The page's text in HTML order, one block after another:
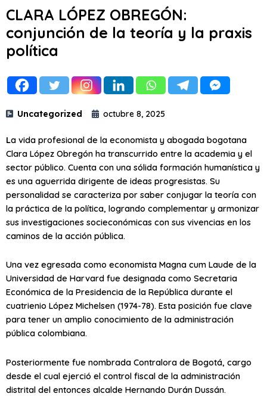
CLARA LÓPEZ OBREGÓN:
conjunción de la teoría y la praxis
política
Uncategorized octubre 8, 2025
La vida profesional de la economista y abogada bogotana
Clara López Obregón ha transcurrido entre la academia y el
sector público. Cuenta con una sólida formación humanística y
es una aguerrida dirigente de ideas progresistas. Su
personalidad se caracteriza por saber conjugar la teoría con
la práctica de la política, logrando complementar y armonizar
sus investigaciones socieconómicas con sus vivencias en los
caminos de la acción pública.
Una vez egresada como economista Magna cum Laude de la
Universidad de Harvard fue designada como Secretaria
Económica de la Presidencia de la República durante el
cuatrienio López Michelsen (1974-78). Esta posición fue clave
para tener un amplio conocimiento de la administración
pública colombiana.
Posteriormente fue nombrada Contralora de Bogotá, cargo
desde el cual ejerció el control fiscal de la administración
distrital del entonces alcalde Hernando Durán Dussán.